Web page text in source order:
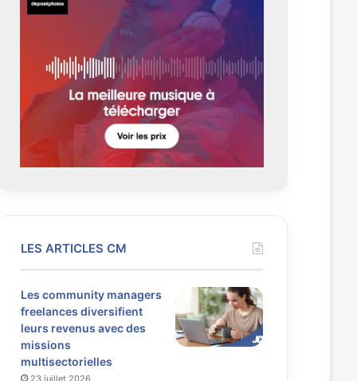
LES ARTICLES CM
Les community managers
freelances diversifient
leurs revenus avec des
missions
multisectorielles